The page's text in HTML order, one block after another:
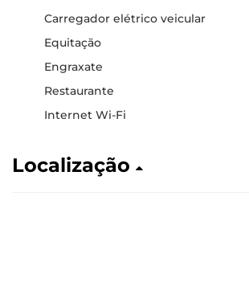
Carregador elétrico veicular
Equitação
Engraxate
Restaurante
Internet Wi-Fi
Localização